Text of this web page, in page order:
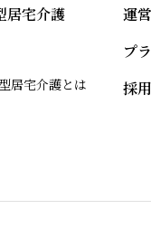
居宅介護
居宅介護とは
運
プ
採